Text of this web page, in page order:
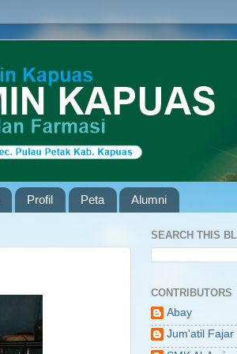
Profil Peta Alumni
SEARCH THIS
CONTRIBUTORS
Abay
Jum'atil Fajar